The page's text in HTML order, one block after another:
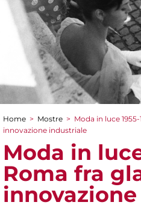
Tu sei qui
Home > Mostre > Moda in luce
innovazione industriale
Moda in
Roma fra